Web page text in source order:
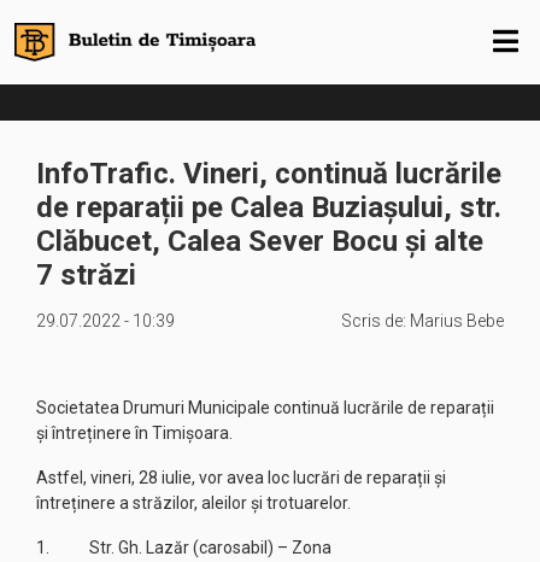
InfoTrafic. Vineri, continuă lucrările
de reparații pe Calea Buziașului, str.
Clăbucet, Calea Sever Bocu și alte
7 străzi
29.07.2022 - 10:39 Scris de: Marius Bebe
Societatea Drumuri Municipale continuă lucrările de reparații
și întreținere în Timișoara.
Astfel, vineri, 28 iulie, vor avea loc lucrări de reparații și
întreținere a străzilor, aleilor și trotuarelor.
1. Str. Gh. Lazăr (carosabil) – Zona